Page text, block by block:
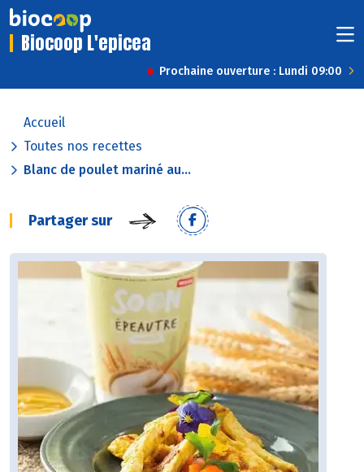
Biocoop L'epicea
Prochaine ouverture : Lundi 09:00
Accueil
Toutes nos recettes
Blanc de poulet mariné au...
Partager sur